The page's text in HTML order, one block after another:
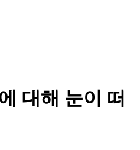
대해 눈이 떠